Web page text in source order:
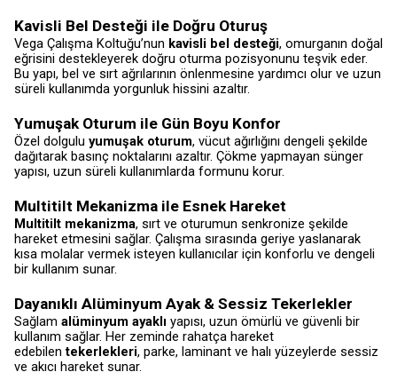
Kavisli Bel Desteği ile Doğru Oturuş
Vega Çalışma Koltuğu’nun kavisli bel desteği, omurganın doğal
eğrisini destekleyerek doğru oturma pozisyonunu teşvik eder.
Bu yapı, bel ve sırt ağrılarının önlenmesine yardımcı olur ve uzun
süreli kullanımda yorgunluk hissini azaltır.
Yumuşak Oturum ile Gün Boyu Konfor
Özel dolgulu yumuşak oturum, vücut ağırlığını dengeli şekilde
dağıtarak basınç noktalarını azaltır. Çökme yapmayan sünger
yapısı, uzun süreli kullanımlarda formunu korur.
Multitilt Mekanizma ile Esnek Hareket
Multitilt mekanizma, sırt ve oturumun senkronize şekilde
hareket etmesini sağlar. Çalışma sırasında geriye yaslanarak
kısa molalar vermek isteyen kullanıcılar için konforlu ve dengeli
bir kullanım sunar.
Dayanıklı Alüminyum Ayak & Sessiz Tekerlekler
Sağlam alüminyum ayaklı yapısı, uzun ömürlü ve güvenli bir
kullanım sağlar. Her zeminde rahatça hareket
edebilentekerlekleri, parke, laminant ve halı yüzeylerde sessiz
ve akıcı hareket sunar.